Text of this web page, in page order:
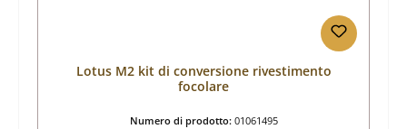
Lotus M2 kit di conversione rivestimento
focolare
Numero di prodotto: 01061495